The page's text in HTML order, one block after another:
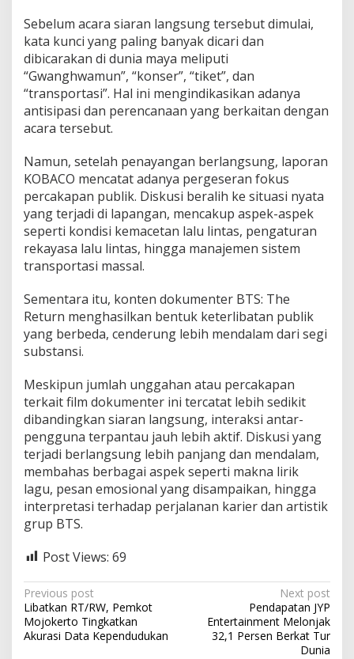
Sebelum acara siaran langsung tersebut dimulai,
kata kunci yang paling banyak dicari dan
dibicarakan di dunia maya meliputi
“Gwanghwamun”, “konser”, “tiket”, dan
“transportasi”. Hal ini mengindikasikan adanya
antisipasi dan perencanaan yang berkaitan dengan
acara tersebut.
Namun, setelah penayangan berlangsung, laporan
KOBACO mencatat adanya pergeseran fokus
percakapan publik. Diskusi beralih ke situasi nyata
yang terjadi di lapangan, mencakup aspek-aspek
seperti kondisi kemacetan lalu lintas, pengaturan
rekayasa lalu lintas, hingga manajemen sistem
transportasi massal.
Sementara itu, konten dokumenter BTS: The
Return menghasilkan bentuk keterlibatan publik
yang berbeda, cenderung lebih mendalam dari segi
substansi.
Meskipun jumlah unggahan atau percakapan
terkait film dokumenter ini tercatat lebih sedikit
dibandingkan siaran langsung, interaksi antar-
pengguna terpantau jauh lebih aktif. Diskusi yang
terjadi berlangsung lebih panjang dan mendalam,
membahas berbagai aspek seperti makna lirik
lagu, pesan emosional yang disampaikan, hingga
interpretasi terhadap perjalanan karier dan artistik
grup BTS.
Post Views: 69
P
o
s
Previous post
Libatkan RT/RW, Pemkot
Mojokerto Tingkatkan
Akurasi Data Kependudukan
Next post
Pendapatan JYP
Entertainment Melonjak
32,1 Persen Berkat Tur
Dunia